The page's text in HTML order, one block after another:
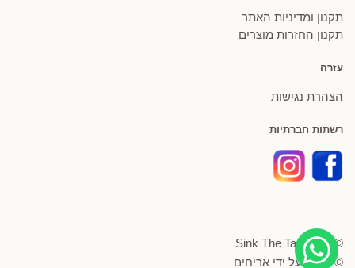
תקנון ומדיניות האתר
תקנון החזרות מוצרים
עזרה
הצהרת נגישות
רשתות חברתיות
© Sink The Tap 2026
© פותח על ידי אריחים